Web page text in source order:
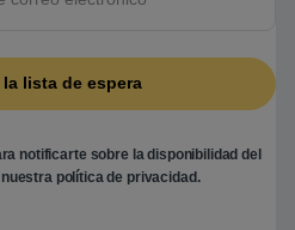
notificarte sobre la disponibilidad del
política de privacidad.